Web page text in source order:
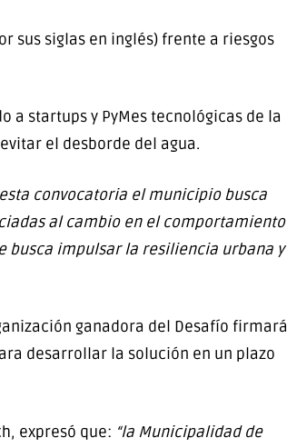
sus siglas en inglés) frente a riesgos
a startups y PyMes tecnológicas de la
el desborde del agua.
esta convocatoria el municipio busca
al cambio en el comportamiento
busca impulsar la resiliencia urbana y
ganadora del Desafío firmará
desarrollar la solución en un plazo
expresó que: “la Municipalidad de